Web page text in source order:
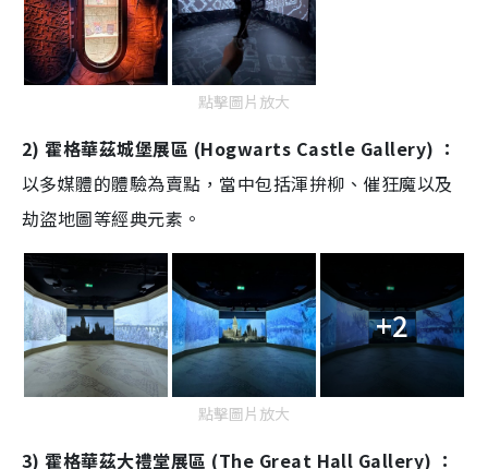
點擊圖片放大
2) 霍格華茲城堡展區 (Hogwarts Castle Gallery) ：
以多媒體的體驗為賣點，當中包括渾拚柳、催狂魔以及
劫盜地圖等經典元素。
+2
點擊圖片放大
3) 霍格華茲大禮堂展區 (The Great Hall Gallery) ：